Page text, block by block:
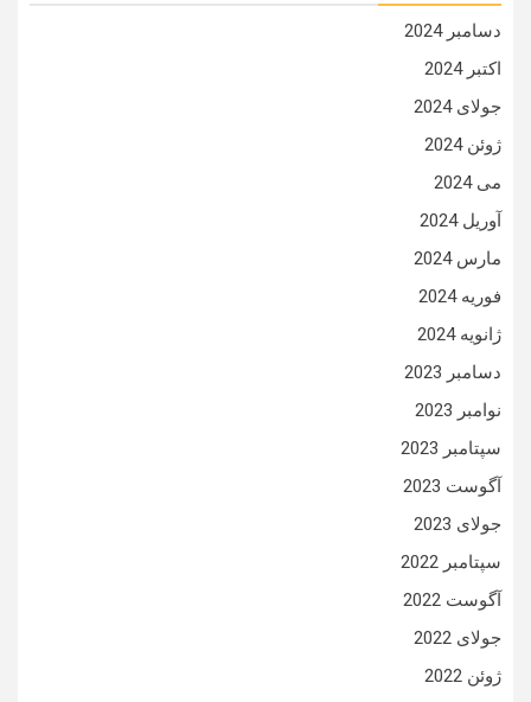
دسامبر 2024
اکتبر 2024
جولای 2024
ژوئن 2024
می 2024
آوریل 2024
مارس 2024
فوریه 2024
ژانویه 2024
دسامبر 2023
نوامبر 2023
سپتامبر 2023
آگوست 2023
جولای 2023
سپتامبر 2022
آگوست 2022
جولای 2022
ژوئن 2022